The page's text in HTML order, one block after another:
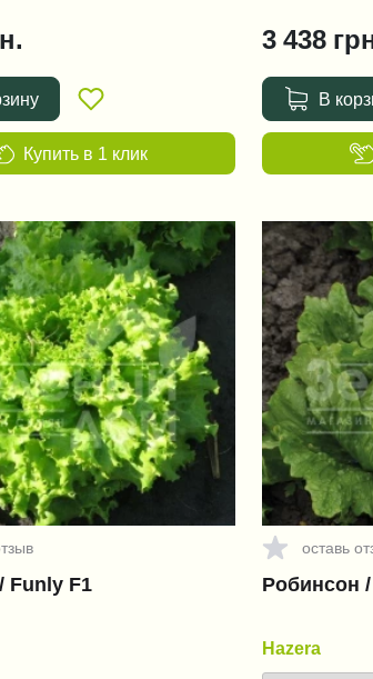
Купить в 1 клик
3 438
В
Funly F1
оставь
Робинсон
Hazera